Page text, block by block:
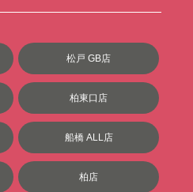
松戸 GB店
柏東口店
船橋 ALL店
柏店